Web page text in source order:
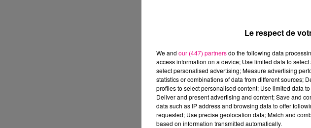
Le respect de
We and our (447) partnersdo the following data
access information on a device; Use limited data to
select personalised advertising; Measure advertising
statistics or combinations of data from different sources;
profiles to select personalised content; Use limited data
Deliver and present advertising and content; Save and
data such as IP address and browsing data to offer
requested; Use precise geolocation data; Match and
based on information transmitted automatically.